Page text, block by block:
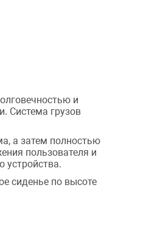
и
Система грузов
а затем полностью
пользователя и
устройства.
сиденье по высоте